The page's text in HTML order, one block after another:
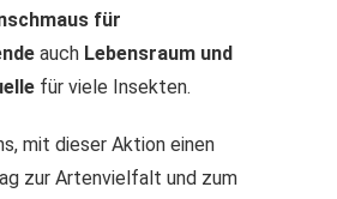
für
auch Lebensraum und
für viele Insekten.
mit dieser Aktion einen
zur Artenvielfalt und zum